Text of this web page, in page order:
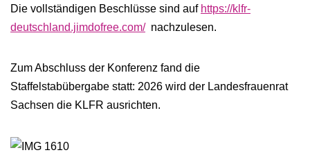
Die vollständigen Beschlüsse sind auf https://klfr-
deutschland.jimdofree.com/nachzulesen.
Zum Abschluss der Konferenz fand die
Staffelstabübergabe statt: 2026 wird der Landesfrauenrat
Sachsen die KLFR ausrichten.